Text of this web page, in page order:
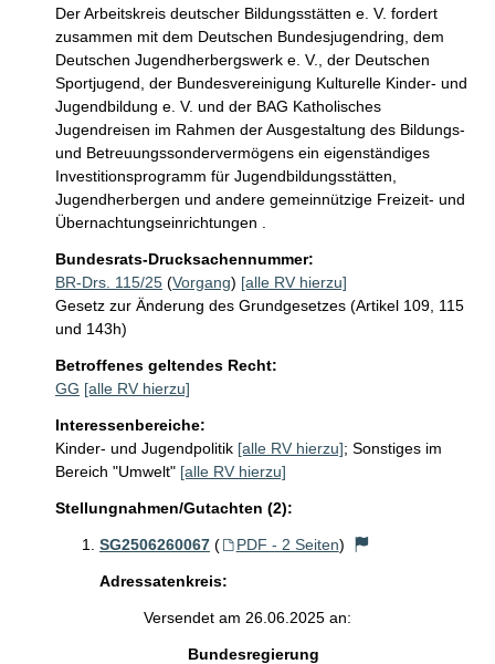
Der Arbeitskreis deutscher Bildungsstätten e. V. fordert
zusammen mit dem Deutschen Bundesjugendring, dem
Deutschen Jugendherbergswerk e. V., der Deutschen
Sportjugend, der Bundesvereinigung Kulturelle Kinder- und
Jugendbildung e. V. und der BAG Katholisches
Jugendreisen im Rahmen der Ausgestaltung des Bildungs-
und Betreuungssondervermögens ein eigenständiges
Investitionsprogramm für Jugendbildungsstätten,
Jugendherbergen und andere gemeinnützige Freizeit- und
Bundesrats-Drucksachennummer:
BR-Drs. 115/25 (Vorgang) [alle RV hierzu]
Gesetz zur Änderung des Grundgesetzes (Artikel 109, 115
und 143h)
Betroffenes geltendes Recht:
GG [alle RV hierzu]
Interessenbereiche:
Kinder- und Jugendpolitik [alle RV hierzu]; Sonstiges im
Bereich "Umwelt" [alle RV hierzu]
Stellungnahmen/Gutachten (2):
SG2506260067 ( PDF - 2 Seiten)
Adressatenkreis:
Versendet am 26.06.2025 an:
Bundesregierung